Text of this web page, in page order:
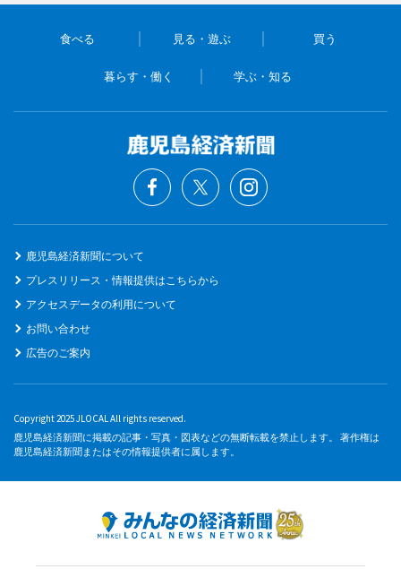
食べる 見る・遊ぶ 買う
暮らす・働く 学ぶ・知る
鹿児島経済新聞について
プレスリリース・情報提供はこちらから
アクセスデータの利用について
お問い合わせ
広告のご案内
Copyright 2025 JLOCAL All rights reserved.
鹿児島経済新聞に掲載の記事・写真・図表などの無断転載を禁止します。 著作権は
鹿児島経済新聞またはその情報提供者に属します。